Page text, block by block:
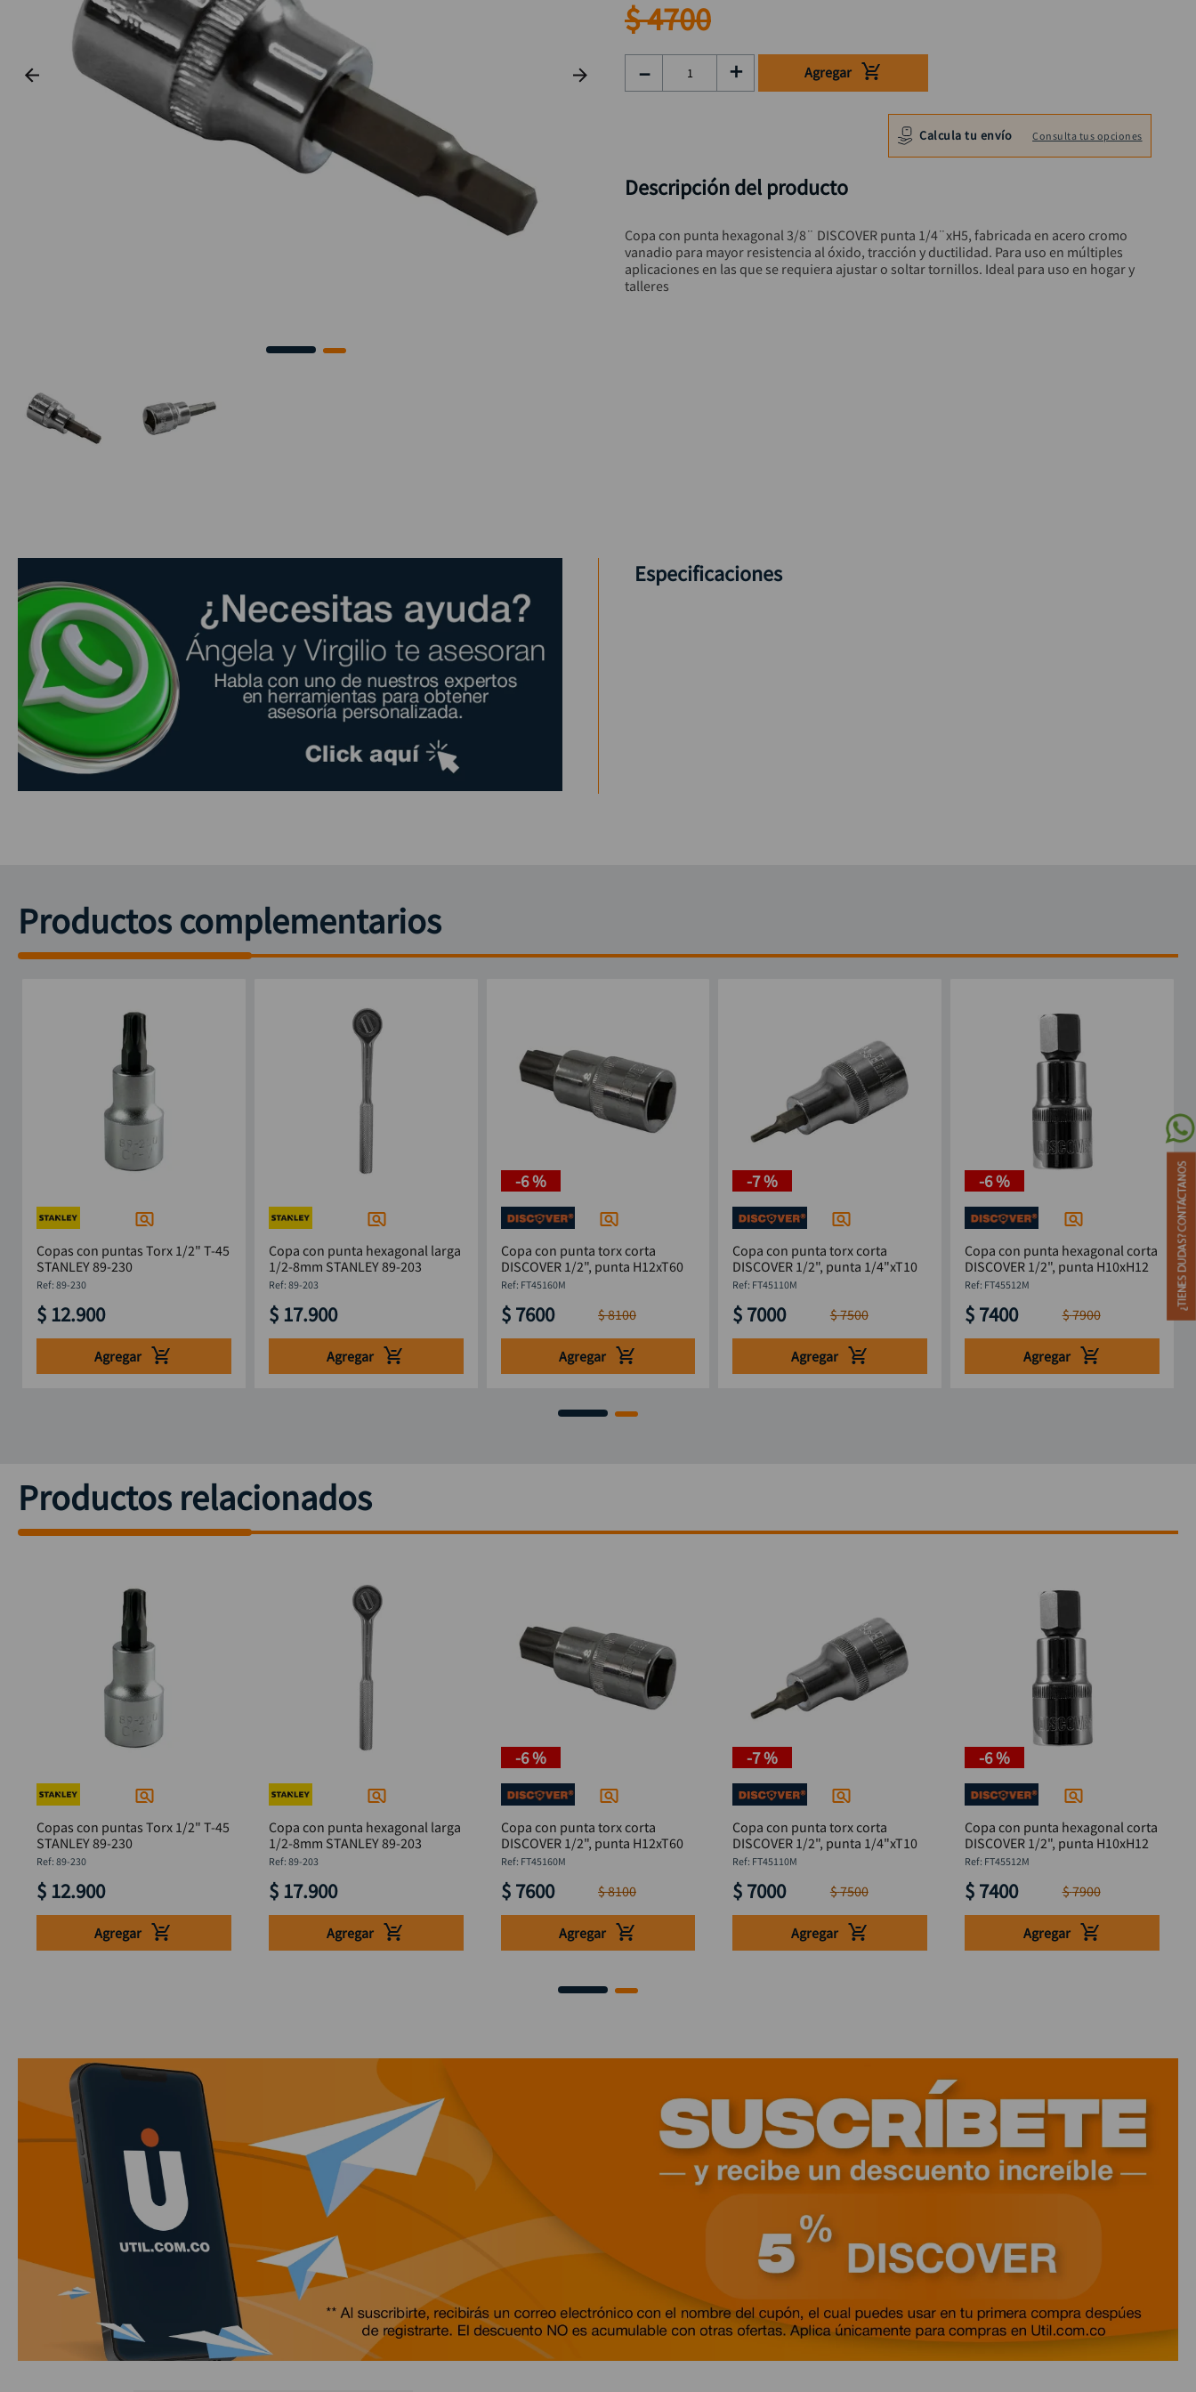
$4700
＋
－ Agregar
Calcula tu envío Consulta tus opciones
Descripción del producto
Copa con punta hexagonal 3/8¨ DISCOVER punta 1/4¨xH5, fabricada en acero cromo
vanadio para mayor resistencia al óxido, tracción y ductilidad. Para uso en múltiples
aplicaciones en las que se requiera ajustar o soltar tornillos. Ideal para uso en hogar y
talleres
Especificaciones
Productos complementarios
Copas con puntas Torx 1/2" T-45
STANLEY 89-230
: 89-230
$ 12.900
Agregar
Copa con punta hexagonal larga
1/2-8mm STANLEY 89-203
: 89-203
$ 17.900
Agregar
-6 %
Copa con punta torx corta
DISCOVER 1/2", punta H12xT60
: FT45160M
$ 7600 $8100
Agregar
-7 %
Copa con punta torx corta
DISCOVER 1/2", punta 1/4"xT10
: FT45110M
$ 7000 $7500
Agregar
-6 %
Copa con punta hexagonal corta
DISCOVER 1/2", punta H10xH12
: FT45512M
$ 7400 $7900
Agregar
Productos relacionados
Copas con puntas Torx 1/2" T-45
STANLEY 89-230
: 89-230
$ 12.900
Agregar
Copa con punta hexagonal larga
1/2-8mm STANLEY 89-203
: 89-203
$ 17.900
Agregar
-6 %
Copa con punta torx corta
DISCOVER 1/2", punta H12xT60
: FT45160M
$ 7600 $8100
Agregar
-7 %
Copa con punta torx corta
DISCOVER 1/2", punta 1/4"xT10
: FT45110M
$ 7000 $7500
Agregar
-6 %
Copa con punta hexagonal corta
DISCOVER 1/2", punta H10xH12
: FT45512M
$ 7400 $7900
Agregar